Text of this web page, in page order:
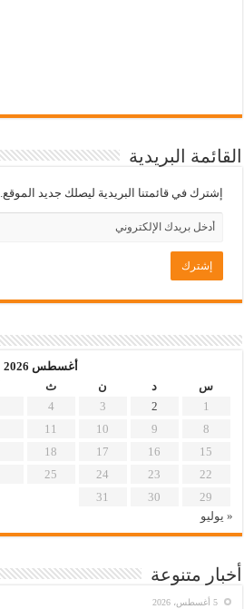
القائمة البريدية
إشترك في قائمتنا البريدية ليصلك جديد الموقع.
أغسطس 2026
س
د ن ث
1
2
3
4
8
9
10
11
15
16
17
18
22
23
24
25
29
30
31
« يوليو
أخبار متنوعة
5 أغسطس، 2026